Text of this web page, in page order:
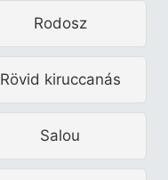
Rodosz
Rövid kiruccanás
Salou